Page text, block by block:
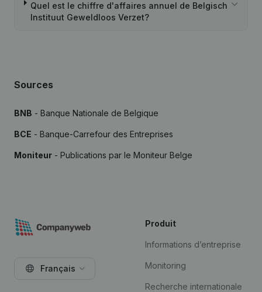
Quel est le chiffre d'affaires annuel de Belgisch
Instituut Geweldloos Verzet?
Sources
BNB - Banque Nationale de Belgique
BCE - Banque-Carrefour des Entreprises
Moniteur - Publications par le Moniteur Belge
Français
Produit
Informations d’entreprise
Monitoring
Recherche internationale